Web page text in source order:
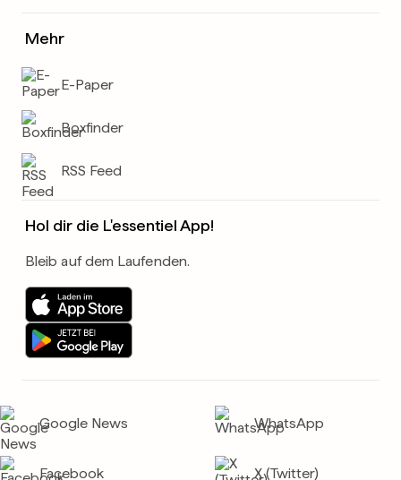
Mehr
E-Paper
Boxfinder
RSS Feed
Hol dir die L'essentiel App!
Bleib auf dem Laufenden.
Google News WhatsApp
Facebook X (Twitter)